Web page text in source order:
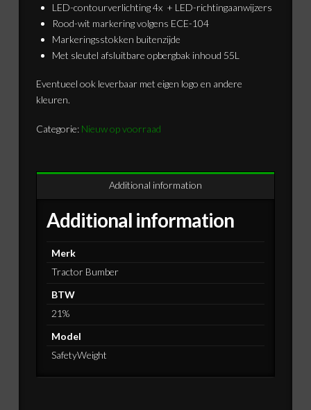
LED-contourverlichting 4x + LED-richtingaanwijzers
Rood-wit markering volgens ECE-104
Markeringsstokken buitenzijde
Met sleutel afsluitbare opbergbak inhoud 55L
Eventueel ook leverbaar met eigen logo en andere
kleuren.
Categorie: Nieuw op voorraad
Additional information
Additional information
Merk
Tractor Bumber
BTW
21%
Model
SafetyWeight